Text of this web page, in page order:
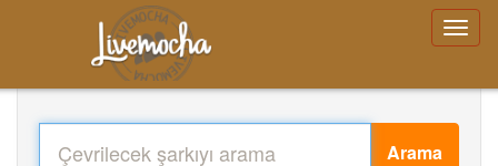
Arama